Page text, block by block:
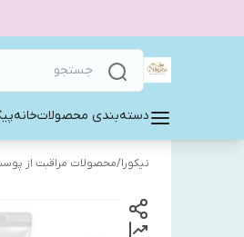
دسته‌بندی محصولاتخانه
نیکورا/محصولات مراقبت از